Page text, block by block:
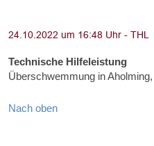
Technische Hilfeleistung
Überschwemmung in
Nach oben